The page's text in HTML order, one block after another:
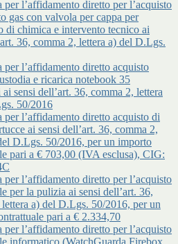
per l’affidamento diretto per l’acquisto
gas con valvola per cappa per
di chimica e intervento tecnico ai
36, comma 2, lettera a) del D.Lgs.
per l’affidamento diretto acquisto
e ricarica notebook 35
sensi dell’art. 36, comma 2, lettera
50/2016
per l’affidamento diretto acquisto di
ai sensi dell’art. 36, comma 2,
D.Lgs. 50/2016, per un importo
pari a € 703,00 (IVA esclusa), CIG:
per l’affidamento diretto per l’acquisto
per la pulizia ai sensi dell’art. 36,
a) del D.Lgs. 50/2016, per un
pari a € 2.334,70
per l’affidamento diretto per l’acquisto